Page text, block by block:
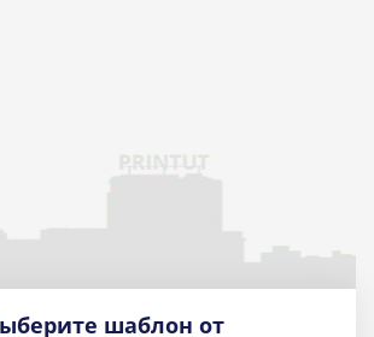
шаблон от